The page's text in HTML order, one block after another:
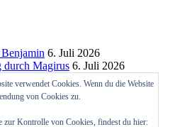
6. Juli 2026
durch Magirus 6. Juli 2026
verwendet Cookies. Wenn du die Website
von Cookies zu.
zur Kontrolle von Cookies, findest du hier: